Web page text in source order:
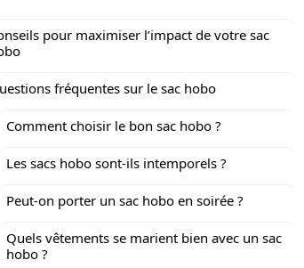
pour maximiser l’impact de votre sac
fréquentes sur le sac hobo
Comment choisir le bon sac hobo ?
Les sacs hobo sont-ils intemporels ?
Peut-on porter un sac hobo en soirée ?
Quels vêtements se marient bien avec un sac
hobo ?